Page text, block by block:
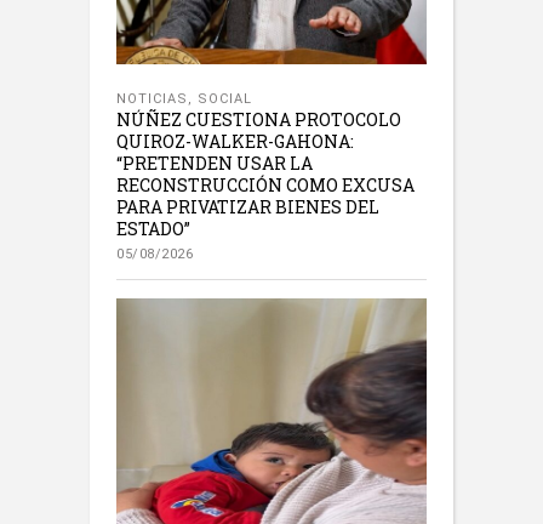
NOTICIAS , SOCIAL
NÚÑEZ CUESTIONA PROTOCOLO
QUIROZ-WALKER-GAHONA:
“PRETENDEN USAR LA
RECONSTRUCCIÓN COMO EXCUSA
PARA PRIVATIZAR BIENES DEL
ESTADO”
05/08/2026